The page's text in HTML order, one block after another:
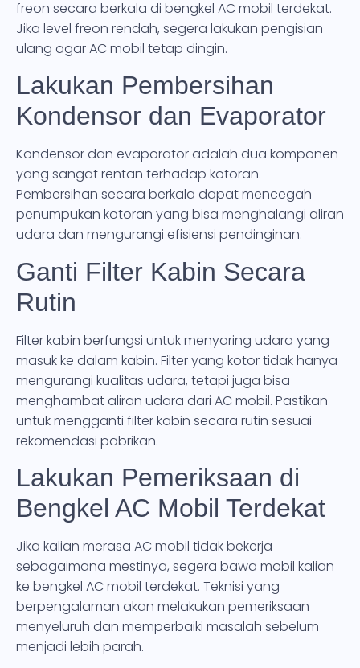
freon secara berkala di bengkel AC mobil terdekat.
Jika level freon rendah, segera lakukan pengisian
ulang agar AC mobil tetap dingin.
Lakukan Pembersihan
Kondensor dan Evaporator
Kondensor dan evaporator adalah dua komponen
yang sangat rentan terhadap kotoran.
Pembersihan secara berkala dapat mencegah
penumpukan kotoran yang bisa menghalangi aliran
udara dan mengurangi efisiensi pendinginan.
Ganti Filter Kabin Secara
Rutin
Filter kabin berfungsi untuk menyaring udara yang
masuk ke dalam kabin. Filter yang kotor tidak hanya
mengurangi kualitas udara, tetapi juga bisa
menghambat aliran udara dari AC mobil. Pastikan
untuk mengganti filter kabin secara rutin sesuai
rekomendasi pabrikan.
Lakukan Pemeriksaan di
Bengkel AC Mobil Terdekat
Jika kalian merasa AC mobil tidak bekerja
sebagaimana mestinya, segera bawa mobil kalian
ke bengkel AC mobil terdekat. Teknisi yang
berpengalaman akan melakukan pemeriksaan
menyeluruh dan memperbaiki masalah sebelum
menjadi lebih parah.